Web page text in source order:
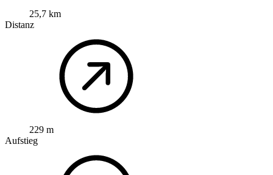
25,7 km
Distanz
229 m
Aufstieg